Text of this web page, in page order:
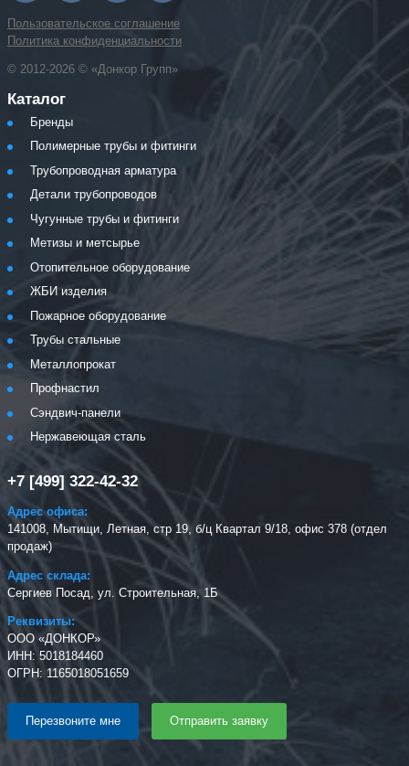
Пользовательское соглашение
Политика конфиденциальности
© 2012-2026 © «Донкор Групп»
Каталог
Бренды
Полимерные трубы и фитинги
Трубопроводная арматура
Детали трубопроводов
Чугунные трубы и фитинги
Метизы и метсырье
Отопительное оборудование
ЖБИ изделия
Пожарное оборудование
Трубы стальные
Металлопрокат
Профнастил
Сэндвич-панели
Нержавеющая сталь
+7 [499] 322-42-32
Адрес офиса:
141008, Мытищи, Летная, стр 19, б/ц Квартал 9/18, офис 378 (отдел
продаж)
Адрес склада:
Сергиев Посад, ул. Строительная, 1Б
Реквизиты:
ООО «ДОНКОР»
ИНН: 5018184460
ОГРН: 1165018051659
Перезвоните мне Отправить заявку